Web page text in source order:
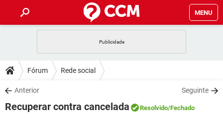
MENU
CELULAR
OUTLOOK
INSTAGRAM GMAIL
DICAS
JOGOS
DOWNLOADS
JOGOS WHATSAPP
FÓRUM
Fórum Rede social
Anterior Seguinte
Recuperar contra cancelada Resolvido/Fechado